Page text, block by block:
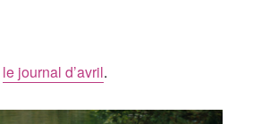
le journal d’avril.